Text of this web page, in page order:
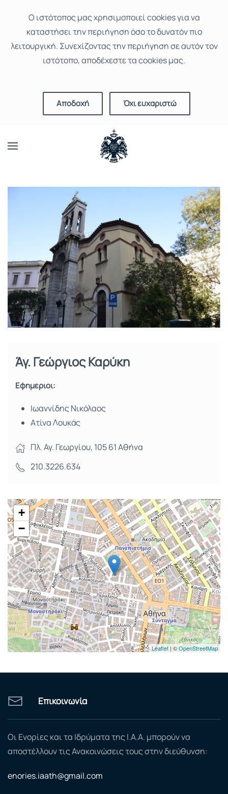
Ο ιστότοπoς μας χρησιμοποιεί cookies για να
καταστήσει την περιήγηση όσο το δυνατόν πιο
λειτουργική. Συνεχίζοντας την περιήγηση σε αυτόν τον
ιστότοπο, αποδέχεστε τα cookies μας.
Αποδοχή Όχι ευχαριστώ
Άγ. Γεώργιος Καρύκη
Εφημέριοι:
Ιωαννίδης Νικόλαος
Ατίνα Λουκάς
Πλ. Αγ. Γεωργίου, 105 61 Αθήνα
210.3226.634
+
−
Leaflet| ©OpenStreetMap
Επικοινωνία
Οι Ενορίες και τα Ιδρύματα της Ι.Α.Α. μπορούν να
αποστέλλουν τις Ανακοινώσεις τους στην διεύθυνση:
enories.iaath@gmail.com